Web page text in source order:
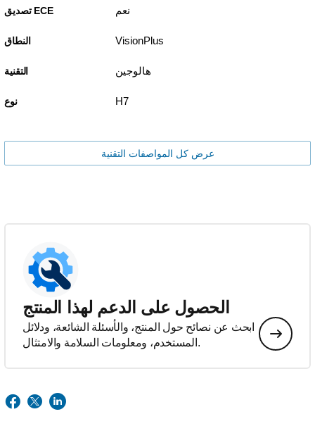
تصديق ECE نعم
النطاق VisionPlus
التقنية هالوجين
نوع H7
عرض كل المواصفات التقنية
الحصول على الدعم لهذا المنتج
ابحث عن نصائح حول المنتج، والأسئلة الشائعة، ودلائل
المستخدم، ومعلومات السلامة والامتثال.